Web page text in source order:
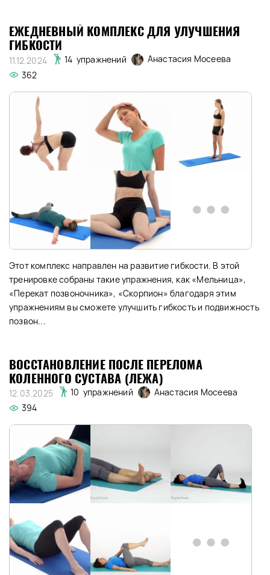
ЕЖЕДНЕВНЫЙ КОМПЛЕКС ДЛЯ УЛУЧШЕНИЯ
ГИБКОСТИ
11.12.2024 14 упражнений
Анастасия Мосеева
362
Этот комплекс направлен на развитие гибкости. В этой
тренировке собраны такие упражнения, как «Мельница»,
«Перекат позвоночника», «Скорпион» благодаря этим
упражнениям вы сможете улучшить гибкость и подвижность
позвон...
ВОССТАНОВЛЕНИЕ ПОСЛЕ ПЕРЕЛОМА
КОЛЕННОГО СУСТАВА (ЛЕЖА)
12.03.2025 10 упражнений
Анастасия Мосеева
394